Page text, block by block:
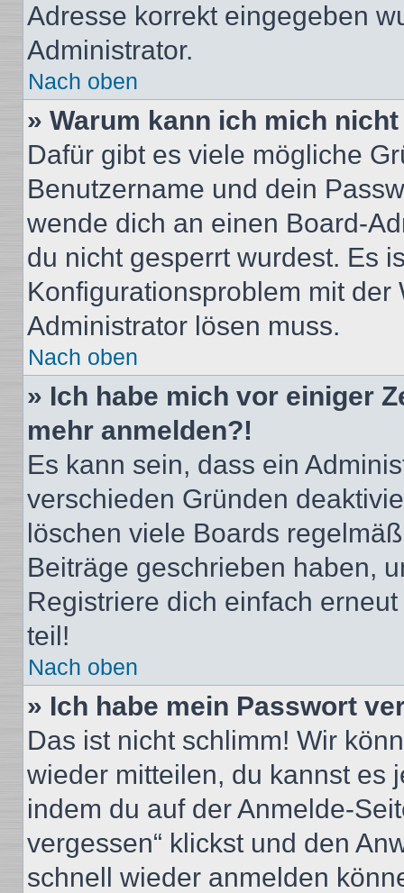
Adresse korrekt eingegeben
Administrator.
Nach oben
» Warum kann ich mich
Dafür gibt es viele mögliche
Benutzername und dein
wende dich an einen Board-
du nicht gesperrt wurdest. Es
Konfigurationsproblem mit
Administrator lösen muss.
Nach oben
» Ich habe mich vor einiger
mehr anmelden?!
Es kann sein, dass ein
verschieden Gründen
löschen viele Boards
Beiträge geschrieben haben,
Registriere dich einfach
teil!
Nach oben
» Ich habe mein Passwort
Das ist nicht schlimm! Wir
wieder mitteilen, du kannst es
indem du auf der Anmelde-
vergessen“ klickst und den
schnell wieder anmelden